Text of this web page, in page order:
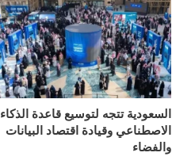
السعودية تتجه لتوسيع قاعدة الذكاء
الاصطناعي وقيادة اقتصاد البيانات
والفضاء